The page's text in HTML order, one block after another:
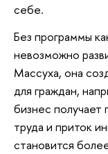
себе.
Без программы
невозможно
Массуха, она
для граждан,
бизнес
труда и приток
становится